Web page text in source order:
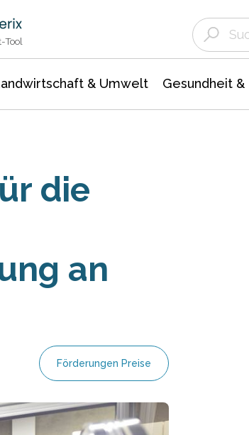
Tool
& Umwelt Gesundheit
die
an
Förderungen Preise